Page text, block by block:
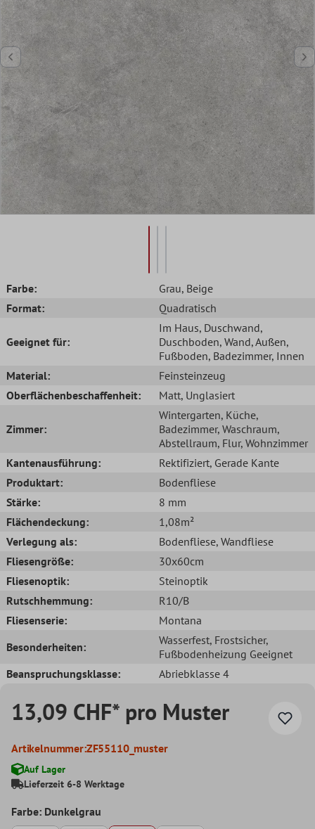
Farbe: Grau, Beige
Format:
Quadratisch
Geeignet für:
Im Haus, Duschwand,
Duschboden, Wand, Außen,
Fußboden, Badezimmer, Innen
Material:
Feinsteinzeug
Oberflächenbeschaffenheit:
Matt, Unglasiert
Zimmer:
Wintergarten, Küche,
Badezimmer, Waschraum,
Abstellraum, Flur, Wohnzimmer
Kantenausführung:
Rektifiziert, Gerade Kante
Produktart:
Bodenfliese
Stärke:
8 mm
Flächendeckung:
1,08m²
Verlegung als:
Bodenfliese, Wandfliese
Fliesengröße:
30x60cm
Fliesenoptik:
Steinoptik
Rutschhemmung:
R10/B
Fliesenserie:
Montana
Besonderheiten:
Wasserfest, Frostsicher,
Fußbodenheizung Geeignet
Beanspruchungsklasse:
Abriebklasse 4
13,09 CHF* pro Muster
Artikelnummer:ZF55110_muster
Auf Lager
Lieferzeit 6-8 Werktage
Farbe: Dunkelgrau